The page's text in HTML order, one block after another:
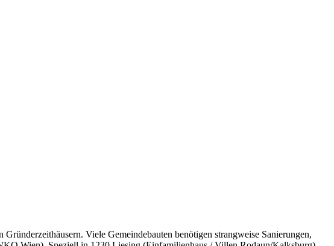
Viele Gemeindebauten benötigen strangweise Sanierungen,